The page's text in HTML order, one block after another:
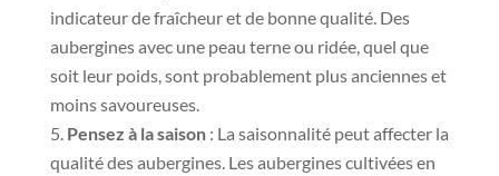
indicateur de fraîcheur et de bonne qualité. Des
aubergines avec une peau terne ou ridée, quel que
soit leur poids, sont probablement plus anciennes et
moins savoureuses.
Pensez à la saison: La saisonnalité peut affecter la
qualité des aubergines. Les aubergines cultivées en